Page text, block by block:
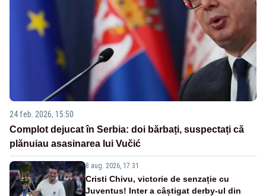
24 feb. 2026, 15:50
Complot dejucat în Serbia: doi bărbați, suspectați că
plănuiau asasinarea lui Vučić
8 aug. 2026, 17:31
Cristi Chivu, victorie de senzație cu
Juventus! Inter a câștigat derby-ul din